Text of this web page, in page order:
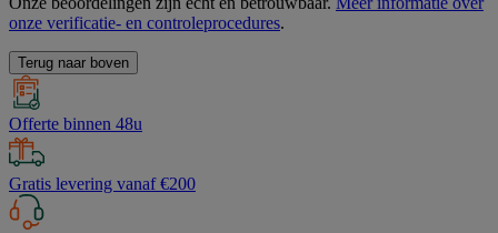
onze verificatie- en controleprocedures.
Terug naar boven
Offerte binnen 48u
Gratis levering vanaf €200